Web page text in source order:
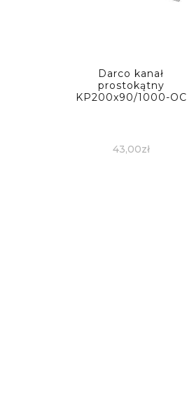
Darco kanał
prostokątny
KP200x90/1000-OC
43,00zł